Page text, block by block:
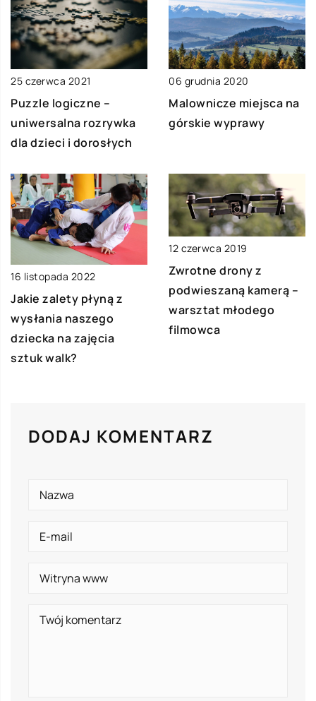
25 czerwca 2021
Puzzle logiczne –
uniwersalna rozrywka
dla dzieci i dorosłych
06 grudnia 2020
Malownicze miejsca na
górskie wyprawy
16 listopada 2022
Jakie zalety płyną z
wysłania naszego
dziecka na zajęcia
sztuk walk?
12 czerwca 2019
Zwrotne drony z
podwieszaną kamerą –
warsztat młodego
filmowca
DODAJ KOMENTARZ